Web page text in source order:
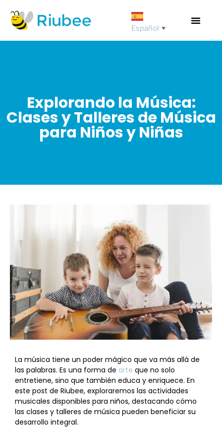
Español ▼
Explorando la Música:
Clases y Talleres de Música
para Niños y Niñas
La música tiene un poder mágico que va más allá de
las palabras. Es una forma de arte que no solo
entretiene, sino que también educa y enriquece. En
este post de Riubee, exploraremos las actividades
musicales disponibles para niños, destacando cómo
las clases y talleres de música pueden beneficiar su
desarrollo integral.